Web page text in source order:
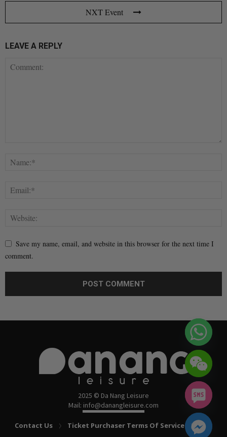
NXT Event
LEAVE A REPLY
Save my name, email, and website in this browser for the next time I
comment.
2025 © Da Nang Leisure
Mail: info@danangleisure.com
Contact Us Ticket Purchaser Terms Of Service